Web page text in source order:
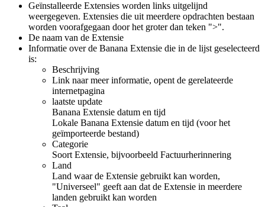
Geïnstalleerde Extensies worden links uitgelijnd
weergegeven. Extensies die uit meerdere opdrachten bestaan
worden voorafgegaan door het groter dan teken ">".
De naam van de Extensie
Informatie over de Banana Extensie die in de lijst geselecteerd
is:
Beschrijving
Link naar meer informatie, opent de gerelateerde
internetpagina
laatste update
Banana Extensie datum en tijd
Lokale Banana Extensie datum en tijd (voor het
geïmporteerde bestand)
Categorie
Soort Extensie, bijvoorbeeld Factuurherinnering
Land
Land waar de Extensie gebruikt kan worden,
"Universeel" geeft aan dat de Extensie in meerdere
landen gebruikt kan worden